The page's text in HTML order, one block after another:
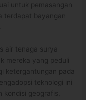
untuk pemasangan
terdapat bayangan
air tenaga surya
mereka yang peduli
ketergantungan pada
teknologi ini
geografis,